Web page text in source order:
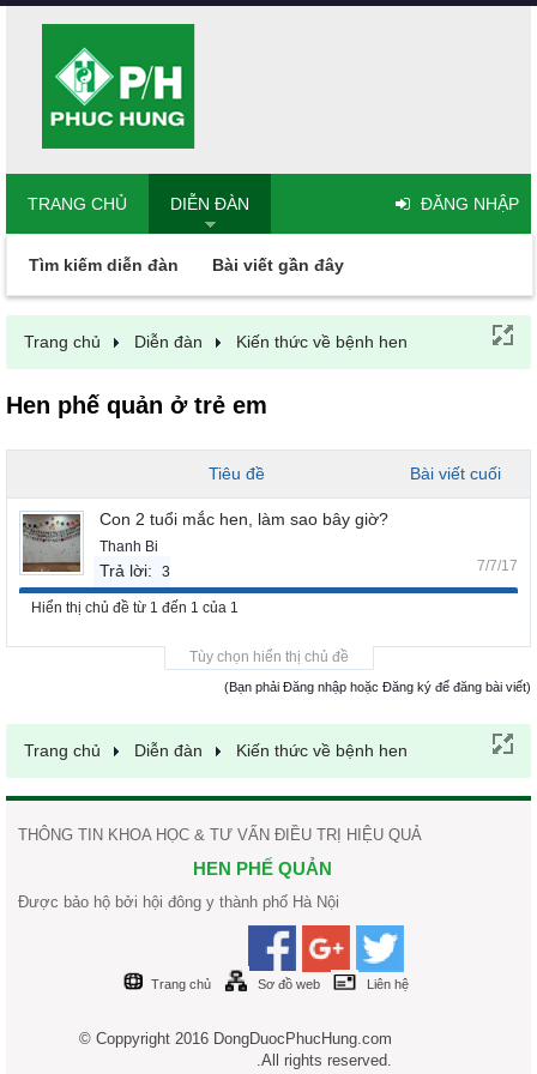
Trang chủ Diễn đàn Kiến thức về bệnh hen
Hen phế quản ở trẻ em
Tiêu đề Bài viết cuối
Con 2 tuổi mắc hen, làm sao bây giờ?
Thanh Bi
Trả lời: 3 7/7/17
Hiển thị chủ đề từ 1 đến 1 của 1
Tùy chọn hiển thị chủ đề
(Bạn phải Đăng nhập hoặc Đăng ký để đăng bài viết)
Trang chủ Diễn đàn Kiến thức về bệnh hen
TRANG CHỦ DIỄN ĐÀN
Tìm kiếm diễn đàn Bài viết gần đây
ĐĂNG NHẬP
THÔNG TIN KHOA HỌC & TƯ VẤN ĐIỀU TRỊ HIỆU QUẢ
HEN PHẾ QUẢN
Được bảo hộ bởi hội đông y thành phố Hà Nội
Trang chủ Sơ đồ web Liên hệ
© Coppyright 2016 DongDuocPhucHung.com
.All rights reserved.